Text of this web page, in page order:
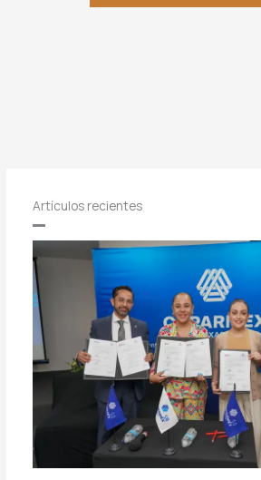
Artículos recientes